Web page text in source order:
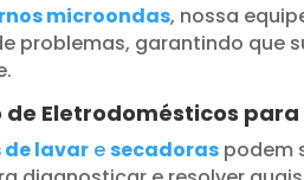
microondas, nossa
problemas, garantindo que
de Eletrodomésticos
lavar esecadoras podem